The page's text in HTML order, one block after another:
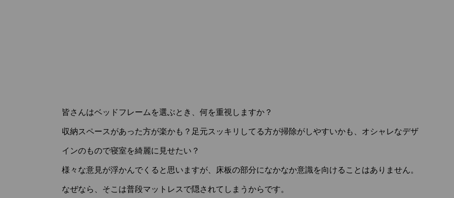
皆さんはベッドフレームを選ぶとき、何を重視しますか？
収納スペースがあった方が楽かも？足元スッキリしてる方が掃除がしやすいかも、オシャレなデザ
インのもので寝室を綺麗に見せたい？
様々な意見が浮かんでくると思いますが、床板の部分になかなか意識を向けることはありません。
なぜなら、そこは普段マットレスで隠されてしまうからです。